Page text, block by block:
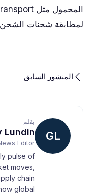
لمطابقة شحنات
المنشور السابق
GL
بقلم
Lundin
Editor
pulse of
moves,
chain
global